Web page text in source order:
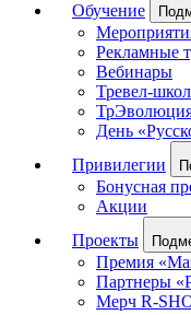
Обучение
Рекламные
Вебинары
Тревел-
День
Привилегии
Бонусная
Акции
Проекты
Премия
Партнеры
Мерч R-